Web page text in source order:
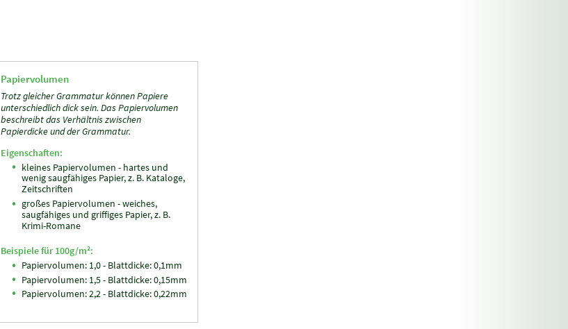
Papiervolumen
Trotz gleicher Grammatur können Papiere
unterschiedlich dick sein. Das Papiervolumen
beschreibt das Verhältnis zwischen
Papierdicke und der Grammatur.
Eigenschaften:
kleines Papiervolumen - hartes und
wenig saugfähiges Papier, z. B. Kataloge,
Zeitschriften
großes Papiervolumen - weiches,
saugfähiges und griffiges Papier, z. B.
Krimi-Romane
Beispiele für 100g/m²:
Papiervolumen: 1,0 - Blattdicke: 0,1mm
Papiervolumen: 1,5 - Blattdicke: 0,15mm
Papiervolumen: 2,2 - Blattdicke: 0,22mm